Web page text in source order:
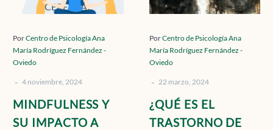
SU
A
NIVEL
PorCentro de Psicología Ana
María Rodríguez Fernández -
Oviedo
- 4 noviembre, 2024
MINDFULNESS Y
SU IMPACTO A
EL
DE
ESTRÉS
PorCentro de Psicología Ana
María Rodríguez Fernández -
Oviedo
- 22 marzo, 2024
¿QUÉ ES EL
TRASTORNO DE